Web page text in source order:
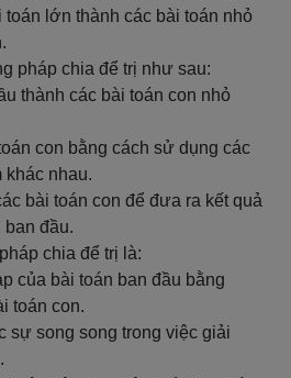
toán lớn thành các bài toán nhỏ
pháp chia để trị như sau:
thành các bài toán con nhỏ
con bằng cách sử dụng các
khác nhau.
bài toán con để đưa ra kết quả
ban đầu.
chia để trị là:
của bài toán ban đầu bằng
toán con.
sự song song trong việc giải